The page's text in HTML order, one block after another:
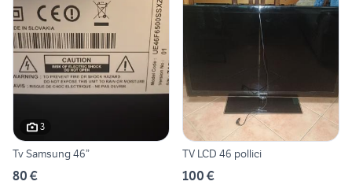
3
Tv Samsung 46”
80 €
TV LCD 46 pollici
100 €